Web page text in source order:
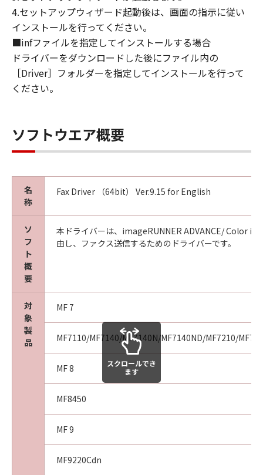
indicating your acceptance as stated below or
installing the SOFTWARE and remains in
effect until terminated. You may terminate
this Agreement by destroying the SOFTWARE
including any and all copies thereof.
This Agreement shall also terminate if you fail
Canon enforcing its respective legal rights,
you must then promptly destroy the
SOFTWARE including any and all copies
Sections 4, and 7 through 11 shall survive any
termination of this Agreement.
9. U.S. GOVERNMENT RESTRICTED RIGHTS
NOTICE
A "US Government End User" shall mean any
agency or entity of the government of the
United States. If you are a US Government
End User, the following shall apply: The
SOFTWARE is a "commercial item," as that
term is defined at 48 C.F.R. 2.101 (October
1995), consisting of "commercial computer
software" and "commercial computer
software documentation," as such terms are
used in 48 C.F.R. 12.212 (September 1995).
Consistent with 48 C.F.R. 12.212 and 48 C.F.R.
227.7202-1 through 227.7202-4 (June 1995),
all U.S. Government End Users shall acquire
the SOFTWARE with only those rights set
Inc./30-2, Shimomaruko 3-chome, Ohta-ku,
Tokyo 146-8501, Japan.
4.セットアップウィザード起動後は、画面の指示に従い
インストールを行ってください。
■infファイルを指定してインストールする場合
ドライバーをダウンロードした後にファイル内の
［Driver］フォルダーを指定してインストールを行って
ください。
ソフトウエア概要
名
称
Fax Driver （64bit） Ver.9.15 for English
ソ
フ
ト
概
要
本ドライバーは、imageRUNNER ADVANCE/ Color
由し、ファクス送信するためのドライバーです。
対
象
製
品
MF 7
MF7110/MF7140/MF7140N/MF7140ND/MF7210/
MF 8
MF8450
MF 9
MF9220Cdn
スクロールでき
ます